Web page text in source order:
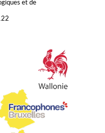
et de